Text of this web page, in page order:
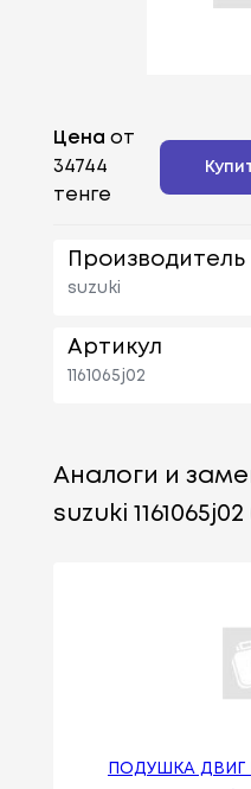
Цена от
34744
тенге
Производитель
suzuki
Артикул
1161065j02
Аналоги и
suzuki
ПОДУШКА ДВИГ